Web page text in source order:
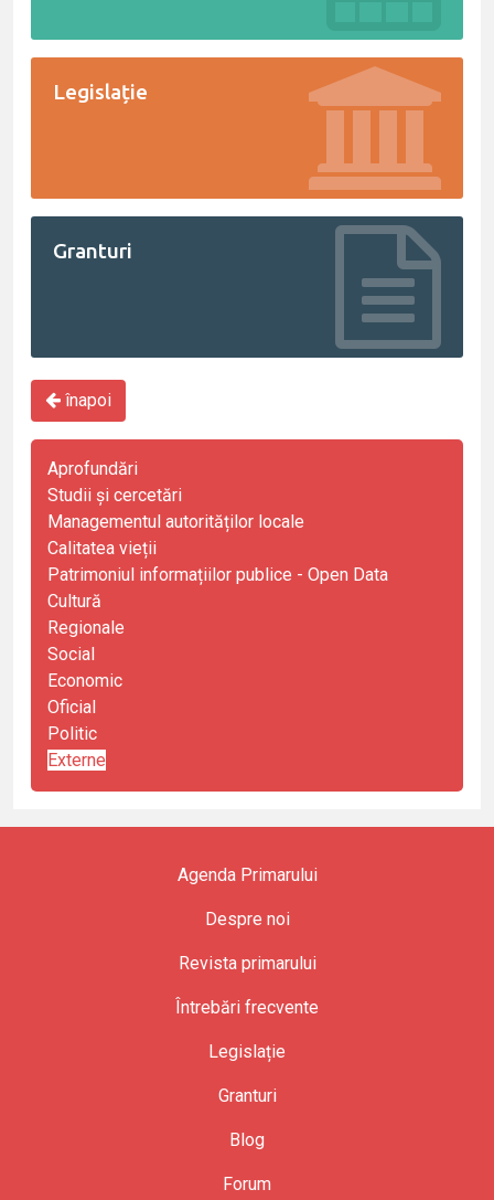
Legislație
Granturi
înapoi
Aprofundări
Studii și cercetări
Managementul autorităților locale
Calitatea vieții
Patrimoniul informațiilor publice - Open Data
Cultură
Regionale
Social
Economic
Oficial
Politic
Externe
Agenda Primarului
Despre noi
Revista primarului
Întrebări frecvente
Legislație
Granturi
Blog
Forum